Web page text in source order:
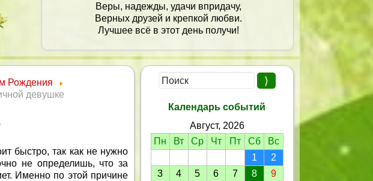
Будь здоров мой золотой!
Рождения
девушке
быстро, так как не нужно
не определишь, что за
Именно по этой причине
Календарь событий
Август, 2026
Пн
Вт Ср Чт Пт Сб
Вс
1
2
3
4 5 6 7 8
9